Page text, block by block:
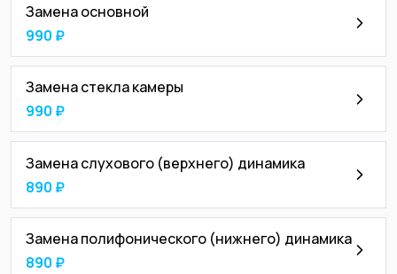
Замена основной
990 ₽
Замена стекла камеры
990 ₽
Замена слухового (верхнего) динамика
890 ₽
Замена полифонического (нижнего) динамика
890 ₽